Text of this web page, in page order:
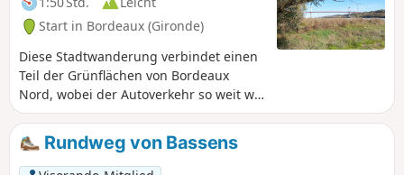
Start in Bordeaux (Gironde)
Diese Stadtwanderung verbindet einen
Teil der Grünflächen von Bordeaux
Nord, wobei der Autoverkehr so weit wie
möglich vermieden wird, und dauert
weniger als 2 Stunden. Da Bordeaux
sich weit nach Norden erstreckt, ist es
unmöglich, alle Grünflächen zu
Rundweg von Bassens